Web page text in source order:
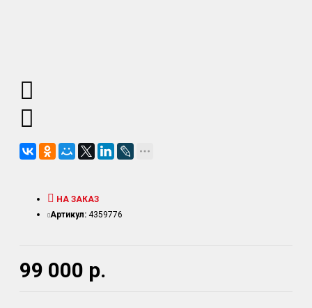
99 000 р.
НА ЗАКАЗ
Артикул: 4359776